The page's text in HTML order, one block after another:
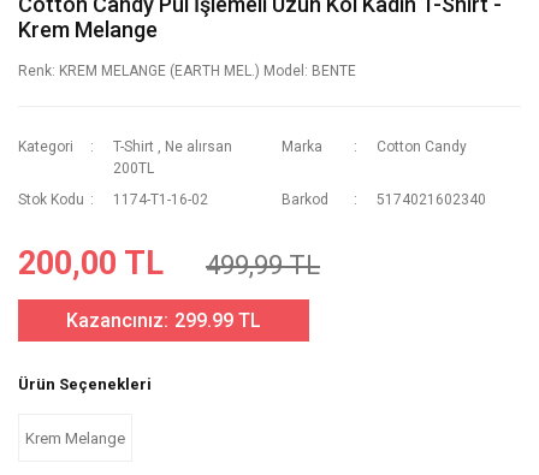
Krem Melange
Renk: KREM MELANGE (EARTH MEL.) Model: BENTE
Kategori T-Shirt , Ne alırsan
200TL
Marka Cotton Candy
Stok Kodu 1174-T1-16-02 Barkod 5174021602340
200,00 TL 499,99 TL
Kazancınız: 299.99 TL
Ürün Seçenekleri
Krem Melange